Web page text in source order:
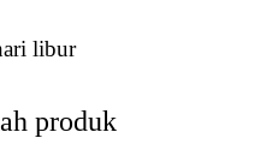
libur
produk